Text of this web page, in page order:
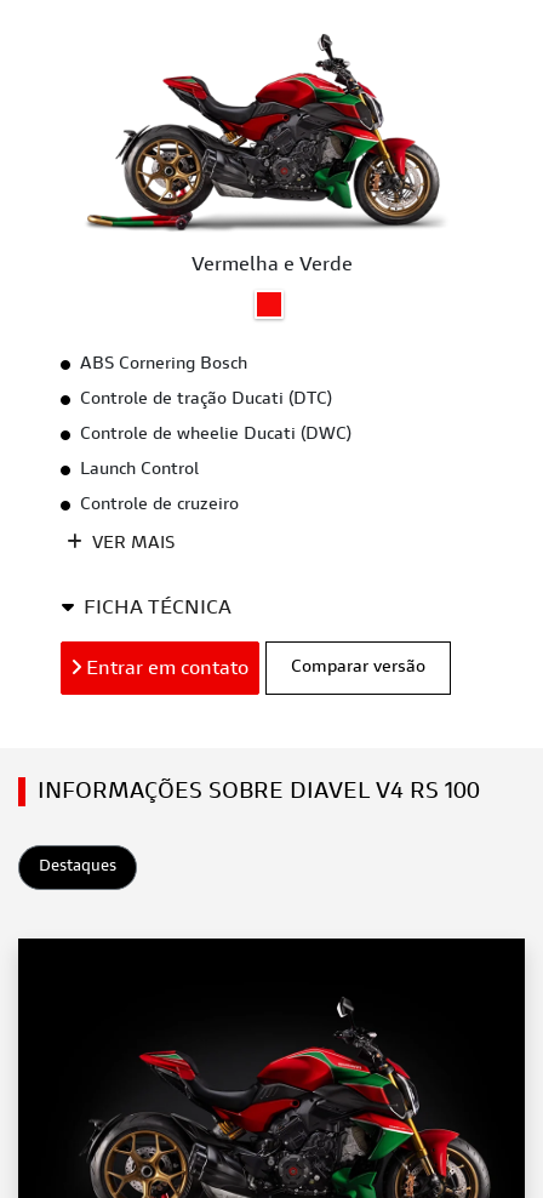
Vermelha e Verde
ABS Cornering Bosch
Controle de tração Ducati (DTC)
Controle de wheelie Ducati (DWC)
Launch Control
Controle de cruzeiro
VER MAIS
FICHA TÉCNICA
Entrar em contato Comparar versão
INFORMAÇÕES SOBRE DIAVEL V4 RS 100
Destaques